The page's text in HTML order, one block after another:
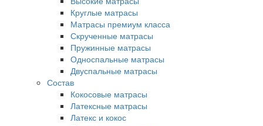
Круглые матрасы
Матрасы премиум класса
Скрученные матрасы
Пружинные матрасы
Односпальные матрасы
Двуспальные матрасы
Состав
Кокосовые матрасы
Латексные матрасы
Латекс и кокос